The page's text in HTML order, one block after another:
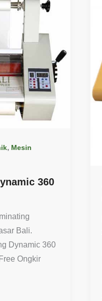
, Mesin
360
Bali.
Dynamic 360
Ongkir